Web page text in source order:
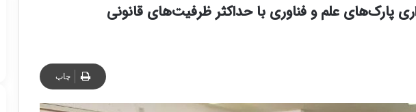
پارک‌های علم و فناوری با حداکثر ظرفیت‌های قانونی
چاپ